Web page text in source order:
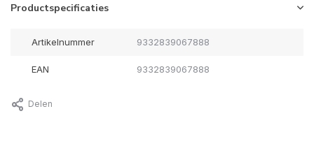
Productspecificaties
Artikelnummer 9332839067888
EAN 9332839067888
Delen